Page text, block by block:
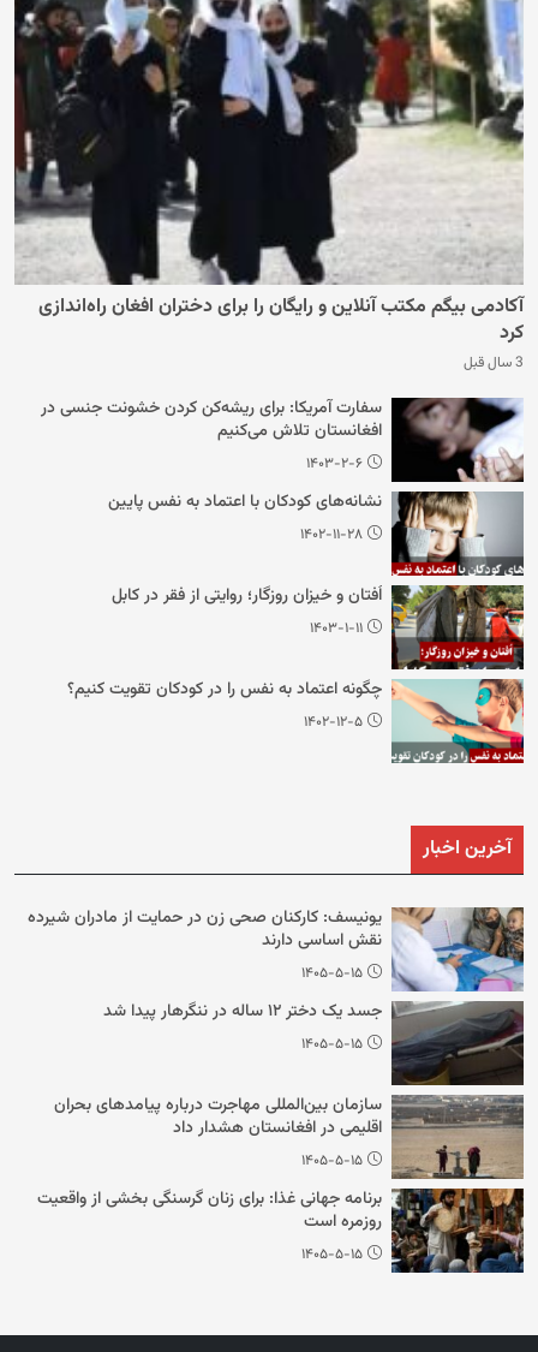
آکادمی بیگم مکتب آنلاین و رایگان را برای دختران افغان راه‌اندازی
کرد
3 سال قبل
سفارت آمریکا: برای ریشه‌کن کردن خشونت جنسی در
افغانستان تلاش می‌کنیم
۱۴۰۳-۲-۶
نشانه‌های کودکان با اعتماد به نفس پایین
۱۴۰۲-۱۱-۲۸
اُفتان و خیزان روزگار؛ روایتی از فقر در کابل
۱۴۰۳-۱-۱۱
چگونه اعتماد به نفس را در کودکان تقویت کنیم؟
۱۴۰۲-۱۲-۵
آخرین اخبار
یونیسف: کارکنان صحی زن در حمایت از مادران شیرده
نقش اساسی دارند
۱۴۰۵-۵-۱۵
جسد یک دختر ۱۲ ساله در ننگرهار پیدا شد
۱۴۰۵-۵-۱۵
سازمان بین‌المللی مهاجرت درباره پیامدهای بحران
اقلیمی در افغانستان هشدار داد
۱۴۰۵-۵-۱۵
برنامه جهانی غذا: برای زنان گرسنگی بخشی از واقعیت
روزمره است
۱۴۰۵-۵-۱۵